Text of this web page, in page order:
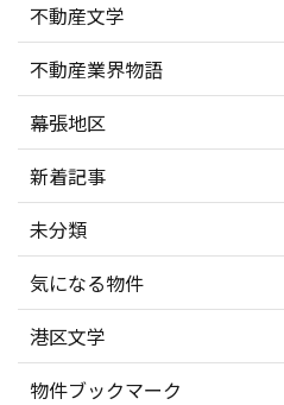
不動産文学
不動産業界物語
幕張地区
新着記事
未分類
気になる物件
港区文学
物件ブックマーク